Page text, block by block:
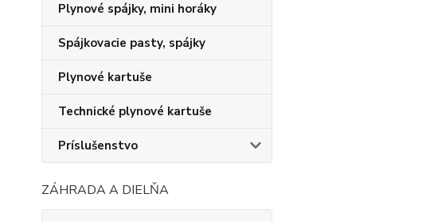
Plynové spájky, mini horáky
Spájkovacie pasty, spájky
Plynové kartuše
Technické plynové kartuše
Príslušenstvo
ZÁHRADA A DIELŇA